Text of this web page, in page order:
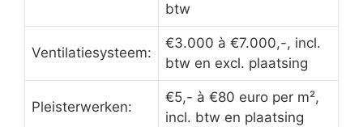
btw
Ventilatiesysteem:
€3.000 à €7.000,-, incl.
btw en excl. plaatsing
Pleisterwerken:
€5,- à €80 euro per m²,
incl. btw en plaatsing